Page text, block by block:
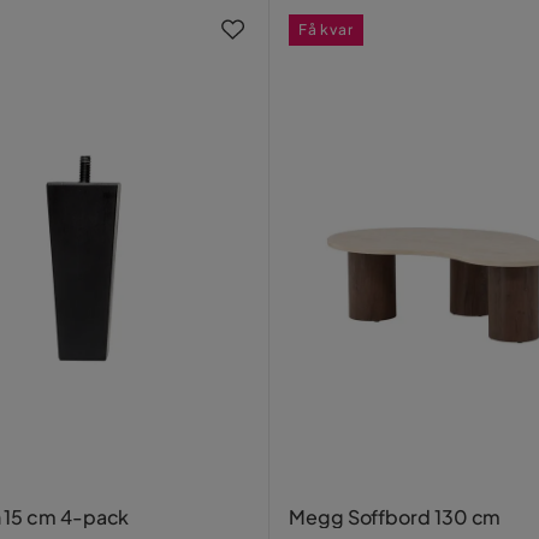
15 cm 4-pack Megg Soffbord 130 cm
Få kvar